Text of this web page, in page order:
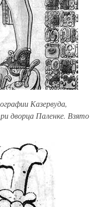
Казервуда,
дворца Паленке. Взято